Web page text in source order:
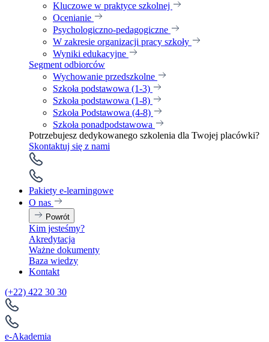
Kluczowe w praktyce szkolnej
Ocenianie
Psychologiczno-pedagogiczne
W zakresie organizacji pracy szkoły
Wyniki edukacyjne
Segment odbiorców
Wychowanie przedszkolne
Szkoła podstawowa (1-3)
Szkoła podstawowa (1-8)
Szkoła Podstawowa (4-8)
Szkoła ponadpodstawowa
Potrzebujesz dedykowanego szkolenia dla Twojej placówki?
Skontaktuj się z nami
Pakiety e-learningowe
O nas
Powrót
Kim jesteśmy?
Akredytacja
Ważne dokumenty
Baza wiedzy
Kontakt
(+22) 422 30 30
e-Akademia